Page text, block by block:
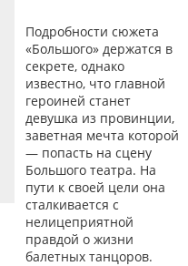
Подробности сюжета
«Большого» держатся в
секрете, однако
известно, что главной
героиней станет
девушка из провинции,
заветная мечта которой
— попасть на сцену
Большого театра. На
пути к своей цели она
сталкивается с
нелицеприятной
правдой о жизни
балетных танцоров.